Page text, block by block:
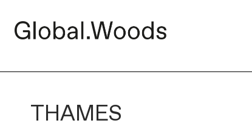
THAMES